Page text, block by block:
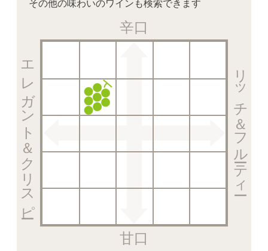
その他の味わいのワインも検索できます
辛口
リッチ＆フルーティー
甘口
エレガント＆クリスピー